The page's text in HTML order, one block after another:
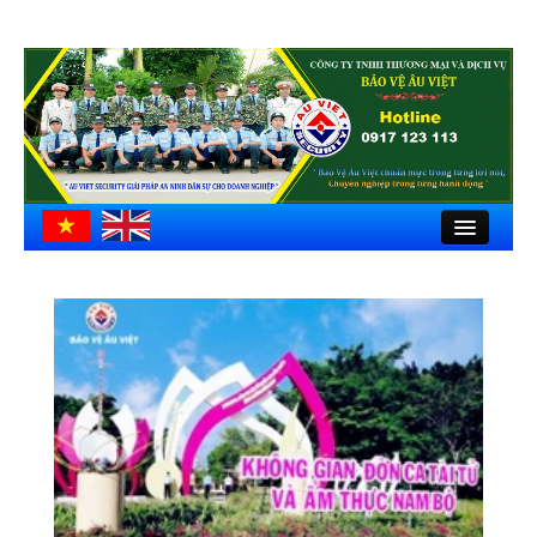
Trang chủ
Giới thiệu
Hồ sơ công ty